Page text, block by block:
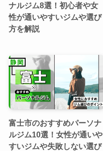
ナルジム8選！初心者や女
性が通いやすいジムや選び
方を解説
富士市のおすすめパーソナ
ルジム10選！女性が通いや
すいジムや失敗しない選び